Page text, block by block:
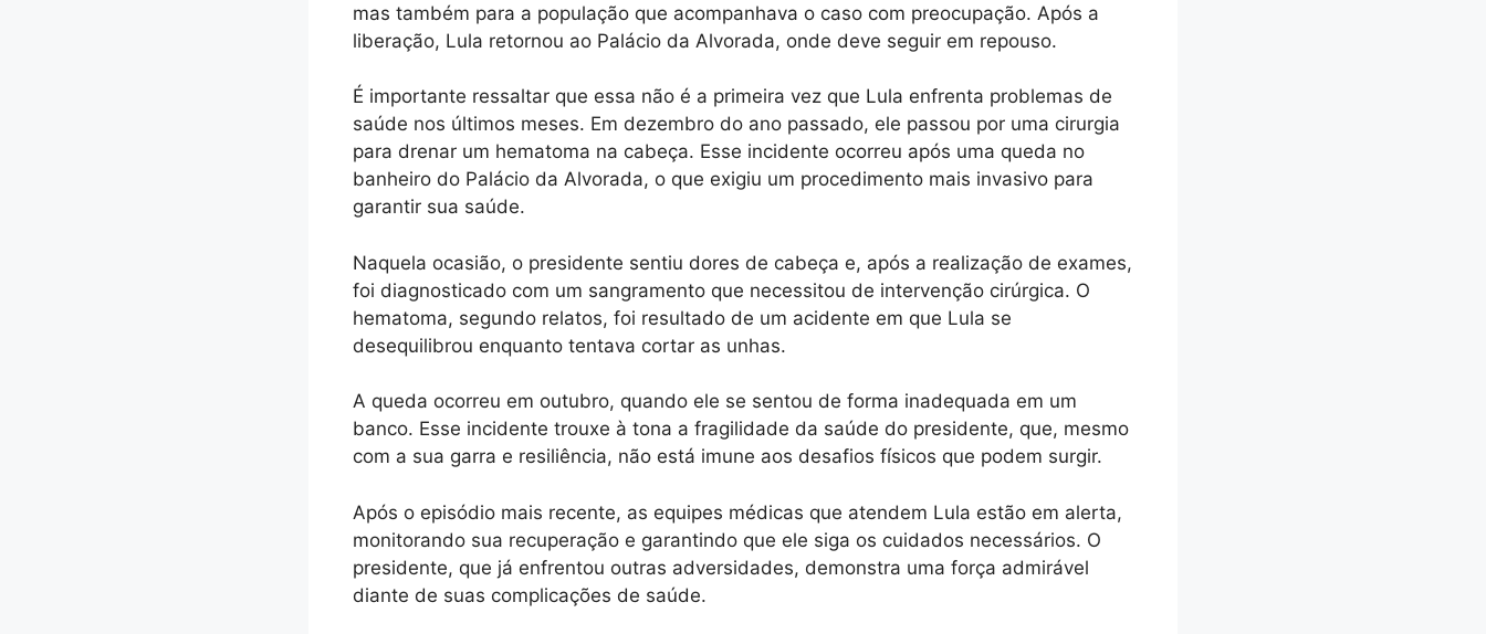
mas também para a população que acompanhava o caso com preocupação. Após a
liberação, Lula retornou ao Palácio da Alvorada, onde deve seguir em repouso.
É importante ressaltar que essa não é a primeira vez que Lula enfrenta problemas de
saúde nos últimos meses. Em dezembro do ano passado, ele passou por uma cirurgia
para drenar um hematoma na cabeça. Esse incidente ocorreu após uma queda no
banheiro do Palácio da Alvorada, o que exigiu um procedimento mais invasivo para
garantir sua saúde.
Naquela ocasião, o presidente sentiu dores de cabeça e, após a realização de exames,
foi diagnosticado com um sangramento que necessitou de intervenção cirúrgica. O
hematoma, segundo relatos, foi resultado de um acidente em que Lula se
desequilibrou enquanto tentava cortar as unhas.
A queda ocorreu em outubro, quando ele se sentou de forma inadequada em um
banco. Esse incidente trouxe à tona a fragilidade da saúde do presidente, que, mesmo
com a sua garra e resiliência, não está imune aos desafios físicos que podem surgir.
Após o episódio mais recente, as equipes médicas que atendem Lula estão em alerta,
monitorando sua recuperação e garantindo que ele siga os cuidados necessários. O
presidente, que já enfrentou outras adversidades, demonstra uma força admirável
diante de suas complicações de saúde.